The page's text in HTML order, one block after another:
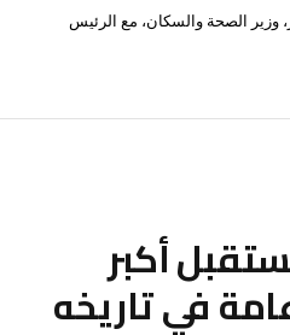
وزير الصحة والسكان، مع الرئيس
أكبر
في تاريخه